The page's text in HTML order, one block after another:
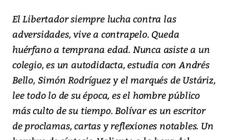
El Libertador siempre lucha contra las
adversidades, vive a contrapelo. Queda
huérfano a temprana edad. Nunca asiste a un
colegio, es un autodidacta, estudia con Andrés
Bello, Simón Rodríguez y el marqués de Ustáriz,
lee todo lo de su época, es el hombre público
más culto de su tiempo. Bolívar es un escritor
de proclamas, cartas y reflexiones notables. Un